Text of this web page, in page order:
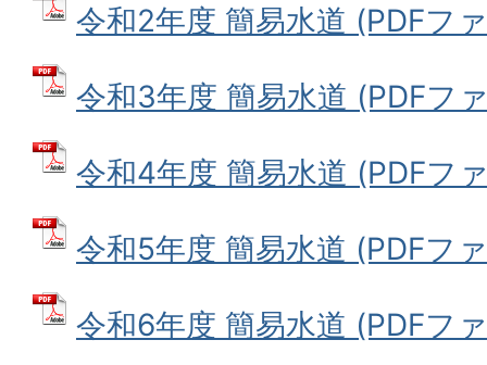
令和2年度 簡易水道 (PDFフ
令和3年度 簡易水道 (PDFフ
令和4年度 簡易水道 (PDFフ
令和5年度 簡易水道 (PDFフ
令和6年度 簡易水道 (PDFフ